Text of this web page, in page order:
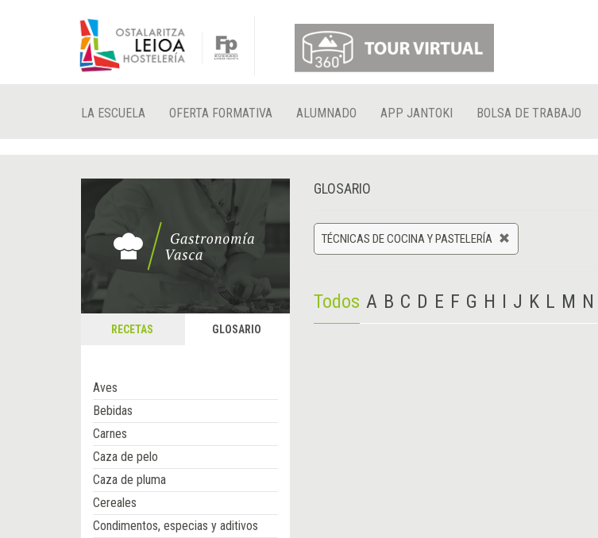
LA ESCUELA OFERTA FORMATIVA ALUMNADO APP JANTOKI BOLSA DE TRABAJO
RECETAS GLOSARIO
Aves
Bebidas
Carnes
Caza de pelo
Caza de pluma
Cereales
Condimentos, especias y aditivos
GLOSARIO
TÉCNICAS DE COCINA Y PASTELERÍA
Todos A B C D E F G H I J K L M N